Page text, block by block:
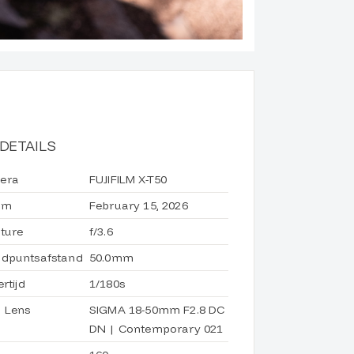
FUJIFILM X-T50
February 15, 2026
f/3.6
50.0mm
1/180s
Lens
SIGMA 18-50mm F2.8 DC
DN | Contemporary 021